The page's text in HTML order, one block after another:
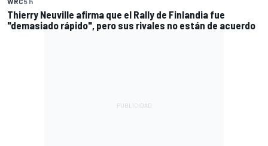
Thierry Neuville afirma que el Rally de Finlandia fue
"demasiado rápido", pero sus rivales no están de acuerdo